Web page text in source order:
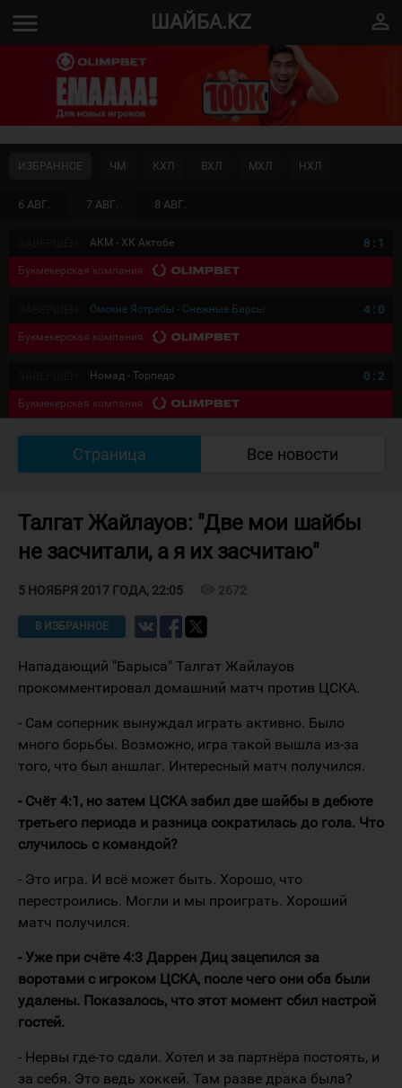
menu ШАЙБА.KZ perm_identity
6 АВГ. 7 АВГ. 8 АВГ.
ИЗБРАННОЕ ЧМ КХЛ ВХЛ МХЛ НХЛ
АКМ - ХК Актобе 8 : 1
Букмекерская компания
Омские Ястребы - Снежные Барсы 4: 0
Букмекерская компания
Номад - Торпедо 0 : 2
Букмекерская компания
Букмекерская компания
Страница Все новости
Талгат Жайлауов: "Две мои шайбы
не засчитали, а я их засчитаю"
5 НОЯБРЯ 2017 ГОДА, 22:05 2672
В ИЗБРАННОЕ
Нападающий "Барыса" Талгат Жайлауов
прокомментировал домашний матч против ЦСКА.
- Сам соперник вынуждал играть активно. Было
много борьбы. Возможно, игра такой вышла из-за
того, что был аншлаг. Интересный матч получился.
- Счёт 4:1, но затем ЦСКА забил две шайбы в дебюте
третьего периода и разница сократилась до гола. Что
случилось с командой?
- Это игра. И всё может быть. Хорошо, что
перестроились. Могли и мы проиграть. Хороший
матч получился.
- Уже при счёте 4:3 Даррен Диц зацепился за
воротами с игроком ЦСКА, после чего они оба были
удалены. Показалось, что этот момент сбил настрой
гостей.
- Нервы где-то сдали. Хотел и за партнёра постоять, и
за себя. Это ведь хоккей. Там разве драка была?